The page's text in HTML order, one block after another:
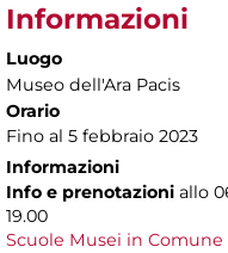
Informazioni
Luogo
Museo dell'Ara Pacis
Orario
Fino al 5 febbraio 2023
Informazioni
Info e prenotazioni allo
19.00
Scuole Musei in Comune